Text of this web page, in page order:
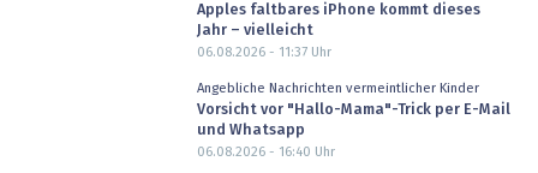
Apples faltbares iPhone kommt dieses
Jahr – vielleicht
06.08.2026 - 11:37Uhr
Angebliche Nachrichten vermeintlicher Kinder
Vorsicht vor "Hallo-Mama"-Trick per E-Mail
und Whatsapp
06.08.2026 - 16:40 Uhr